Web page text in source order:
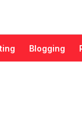
Blogging